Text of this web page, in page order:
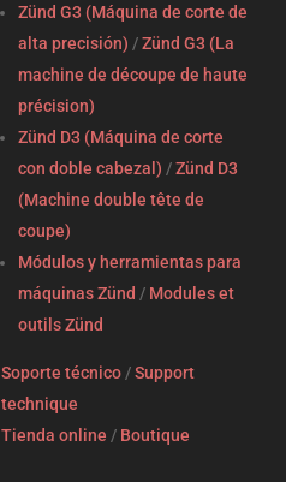
Zünd G3 (Máquina de corte de
alta precisión) /Zünd G3 (La
machine de découpe de haute
précision)
Zünd D3 (Máquina de corte
con doble cabezal) /Zünd D3
(Machine double tête de
coupe)
Módulos y herramientas para
máquinas Zünd / Modules et
outils Zünd
Soporte técnico/Support
technique
Tienda online / Boutique